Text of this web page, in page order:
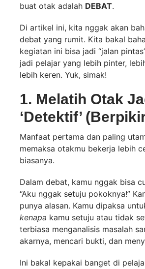
buat otak adalah DEBAT.
Di artikel ini, kita nggak akan
debat yang rumit. Kita bakal
kegiatan ini bisa jadi “jalan
jadi pelajar yang lebih pinter,
lebih keren. Yuk, simak!
1. Melatih Otak
‘Detektif’
Manfaat pertama dan paling
memaksa otakmu bekerja lebih
biasanya.
Dalam debat, kamu nggak bisa
“Aku nggak setuju pokoknya!”
punya alasan. Kamu dipaksa
kenapa kamu setuju atau tidak
terbiasa menganalisis masalah
akarnya, mencari bukti, dan
Ini bakal kepakai banget di